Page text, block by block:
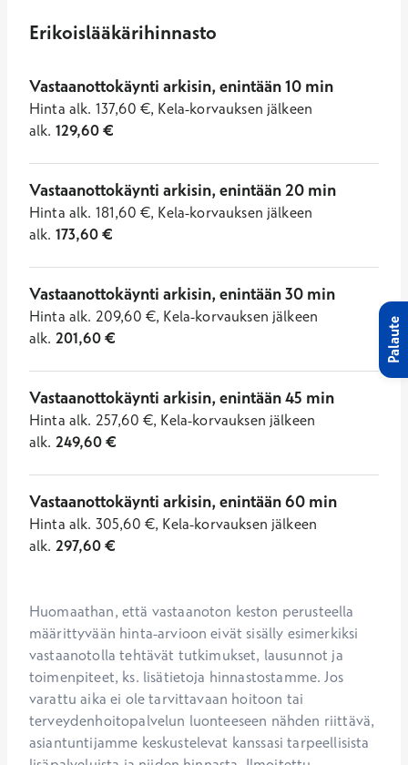
Erikoislääkärihinnasto
Vastaanottokäynti arkisin, enintään 10 min
Hinta alk. 137,60 €, Kela-korvauksen jälkeen
alk. 129,60€
Vastaanottokäynti arkisin, enintään 20 min
Hinta alk. 181,60 €, Kela-korvauksen jälkeen
alk. 173,60€
Vastaanottokäynti arkisin, enintään 30 min
Hinta alk. 209,60 €, Kela-korvauksen jälkeen
alk. 201,60€
Vastaanottokäynti arkisin, enintään 45 min
Hinta alk. 257,60 €, Kela-korvauksen jälkeen
alk. 249,60€
Vastaanottokäynti arkisin, enintään 60 min
Hinta alk. 305,60 €, Kela-korvauksen jälkeen
alk. 297,60€
Huomaathan, että vastaanoton keston perusteella
määrittyvään hinta-arvioon eivät sisälly esimerkiksi
vastaanotolla tehtävät tutkimukset, lausunnot ja
toimenpiteet, ks. lisätietoja hinnastostamme. Jos
varattu aika ei ole tarvittavaan hoitoon tai
terveydenhoitopalvelun luonteeseen nähden riittävä,
asiantuntijamme keskustelevat kanssasi tarpeellisista
Palaute